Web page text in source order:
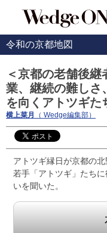
令和の京都地図
＜京都の老舗後
業、継続の難しさ
を向くアトツギた
横上菜月 （ Wedge編集部）
アトツギ縁日が京都の
若手「アトツギ」たち
いを聞いた。